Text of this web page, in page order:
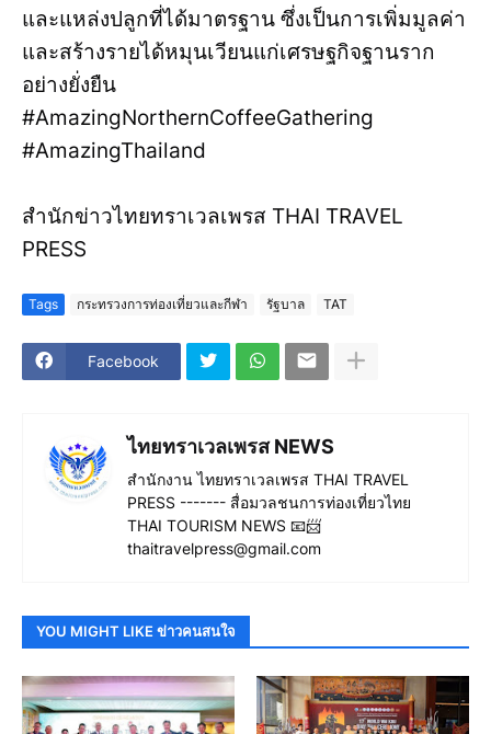
และแหล่งปลูกที่ได้มาตรฐาน ซึ่งเป็นการเพิ่มมูลค่า
และสร้างรายได้หมุนเวียนแก่เศรษฐกิจฐานราก
อย่างยั่งยืน
#AmazingNorthernCoffeeGathering
#AmazingThailand
สำนักข่าวไทยทราเวลเพรส THAI TRAVEL
PRESS
Tags กระทรวงการท่องเที่ยวและกีฬา รัฐบาล TAT
Facebook
ไทยทราเวลเพรส NEWS
สำนักงาน ไทยทราเวลเพรส THAI TRAVEL
PRESS ------- สื่อมวลชนการท่องเที่ยวไทย
THAI TOURISM NEWS 📧📨
thaitravelpress@gmail.com
YOU MIGHT LIKE ข่าวคนสนใจ